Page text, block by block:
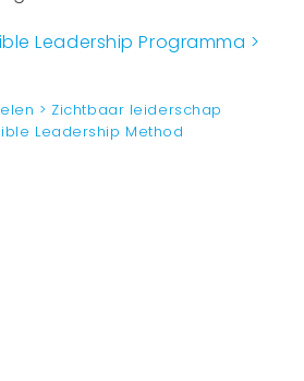
> Zichtbaar leiderschap
Leadership Method
Leadership Programma >